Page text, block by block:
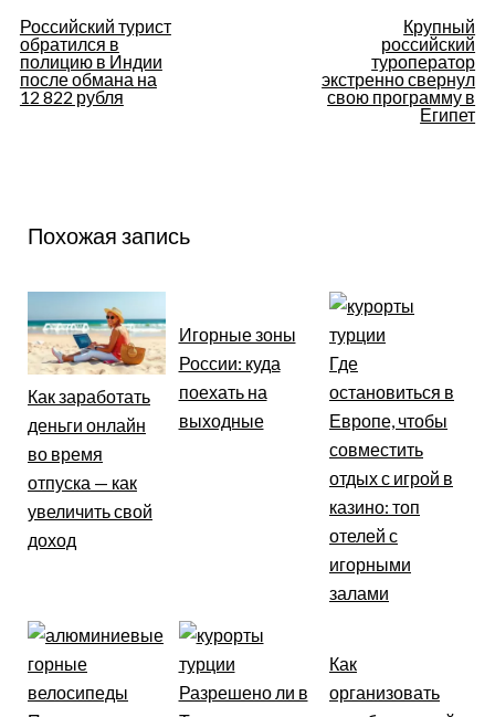
Навигация
по
записям
Российский турист
обратился в
полицию в Индии
после обмана на
12 822 рубля
Крупный
российский
туроператор
экстренно свернул
свою программу в
Египет
Похожая запись
Как заработать
деньги онлайн
во время
отпуска — как
увеличить свой
доход
Игорные зоны
России: куда
поехать на
выходные
Где
остановиться в
Европе, чтобы
совместить
отдых с игрой в
казино: топ
отелей с
игорными
залами
Разрешено ли в
Как
организовать